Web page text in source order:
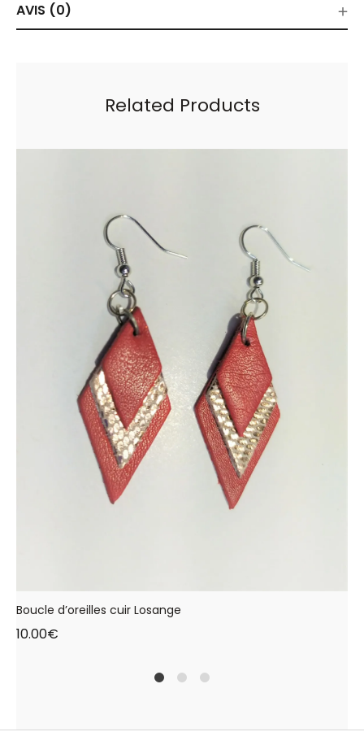
AVIS (0)
Related Products
Boucle d’oreilles cuir Losange
10.00€